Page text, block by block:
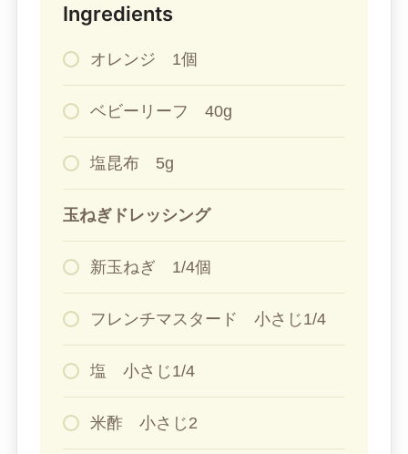
Ingredients
オレンジ 1個
ベビーリーフ 40g
塩昆布 5g
玉ねぎドレッシング
新玉ねぎ 1/4個
フレンチマスタード 小さじ1/4
塩 小さじ1/4
米酢 小さじ2